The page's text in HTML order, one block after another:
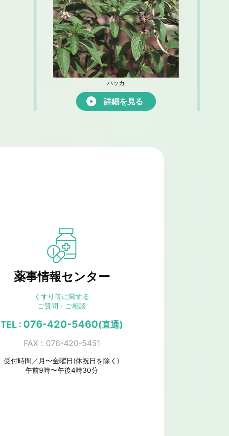
ハッカ
詳細を見る
薬事情報センター
くすり等に関する
ご質問・ご相談
TEL : 076-420-5460(直通)
FAX：076-420-5451
受付時間／月〜金曜日(休祝日を除く)
午前9時〜午後4時30分